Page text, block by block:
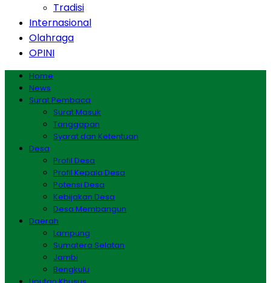
Tradisi
Internasional
Olahraga
OPINI
Home
News
Surat Pembaca
Surat Masuk
Tanggapan
Syarat dan Ketentuan
Desa
Profil Desa
Profil Kepala Desa
Potensi Desa
Kebijakan Desa
Desa Membangun
Daerah
Lampung
Sumatera Selatan
Jambi
Bengkulu